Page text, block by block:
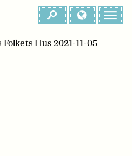
Hus 2021-11-05